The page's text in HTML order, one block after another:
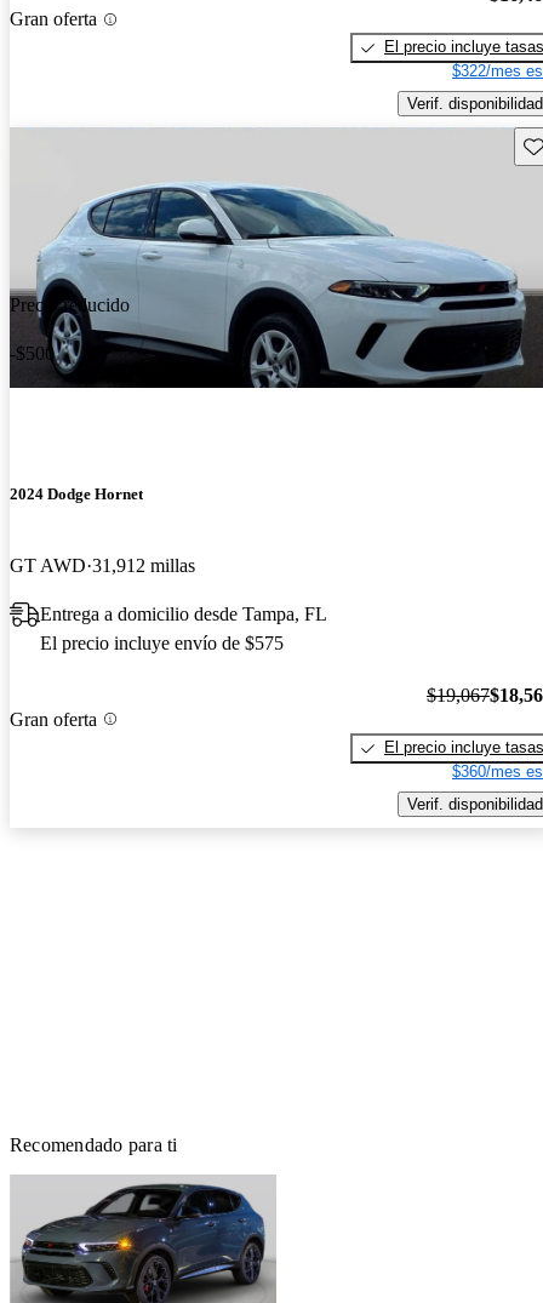
Gran oferta
El precio incluye tasas
$322/mes
Verif. disponibilidad
Precio reducido
-$500
2024 Dodge Hornet
GT AWD 31,912 millas
Entrega a domicilio desde Tampa, FL
El precio incluye envío de $575
Gran oferta
$19,067
El precio incluye tasas
$360/mes
Verif. disponibilidad
Recomendado para ti